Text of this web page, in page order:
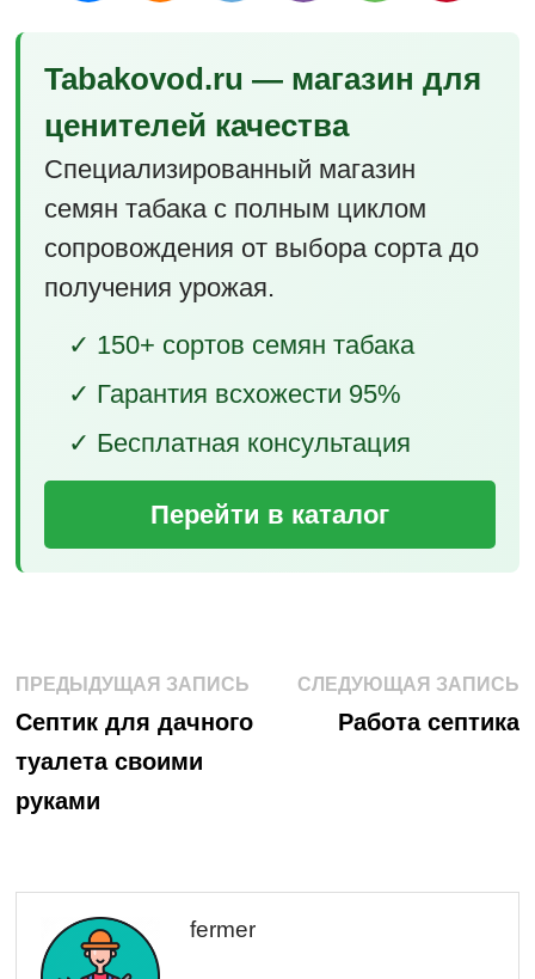
Tabakovod.ru — магазин для
ценителей качества
Специализированный магазин
семян табака с полным циклом
сопровождения от выбора сорта до
получения урожая.
✓ 150+ сортов семян табака
✓ Гарантия всхожести 95%
✓ Бесплатная консультация
Перейти в каталог
Навигация
по
записям
ПРЕДЫДУЩАЯ ЗАПИСЬПредыдущая
запись:
Септик для дачного
туалета своими
руками
СЛЕДУЮЩАЯ ЗАПИСЬ
Работа септика
fermer